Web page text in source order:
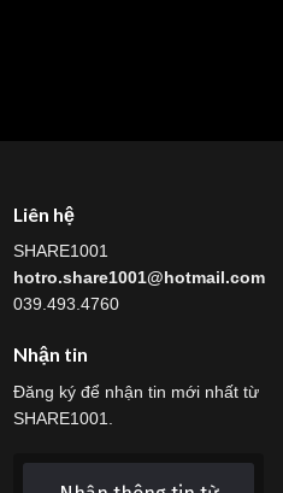
Liên hệ
SHARE1001
hotro.share1001@hotmail.com
039.493.4760
Nhận tin
Đăng ký để nhận tin mới nhất từ
SHARE1001.